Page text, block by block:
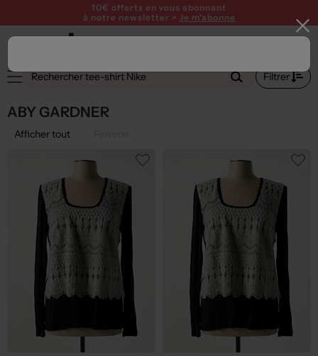
10€ offerts en vous abonnant
à notre newsletter > Je m'abonne
Filtrer
ABY GARDNER
Afficher tout